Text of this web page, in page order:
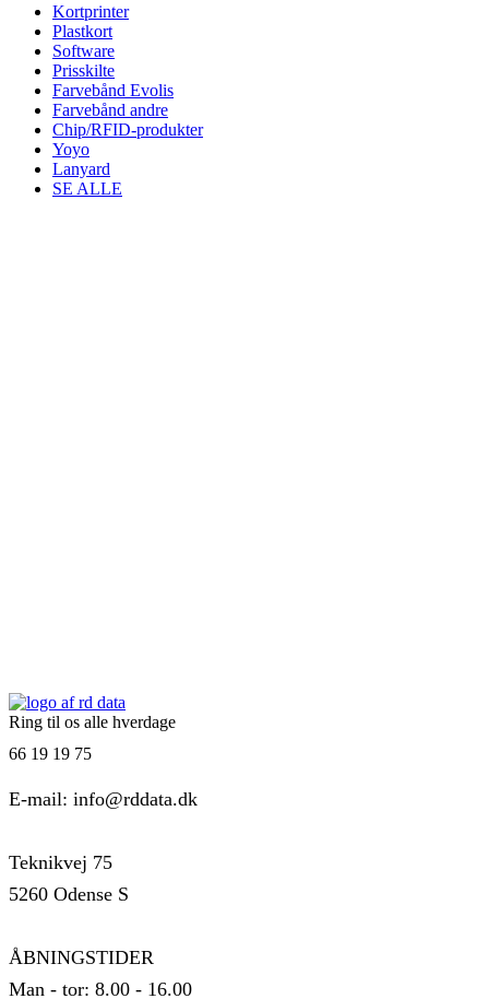
Kortprinter
Plastkort
Software
Prisskilte
Farvebånd Evolis
Farvebånd andre
Chip/RFID-produkter
Yoyo
Lanyard
SE ALLE
Ring til os alle hverdage
66 19 19 75
E-mail: info@rddata.dk
Teknikvej 75
5260 Odense S
ÅBNINGSTIDER
Man - tor: 8.00 - 16.00